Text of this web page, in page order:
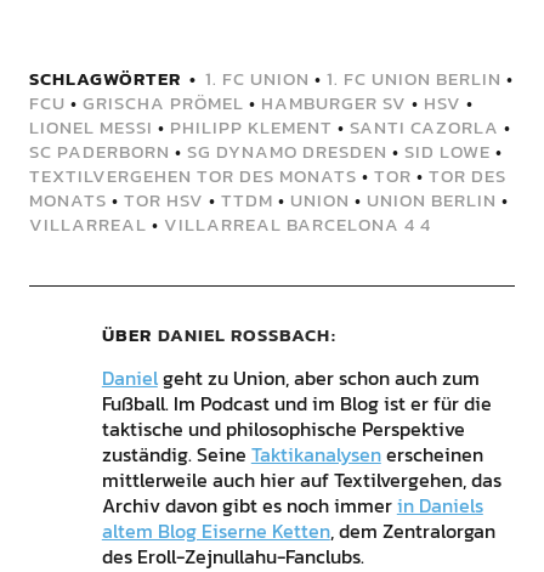
SCHLAGWÖRTER 1. FC UNION • 1. FC UNION BERLIN •
FCU • GRISCHA PRÖMEL • HAMBURGER SV • HSV •
LIONEL MESSI • PHILIPP KLEMENT • SANTI CAZORLA •
SC PADERBORN • SG DYNAMO DRESDEN • SID LOWE •
TEXTILVERGEHEN TOR DES MONATS • TOR • TOR DES
MONATS • TOR HSV • TTDM • UNION • UNION BERLIN •
VILLARREAL • VILLARREAL BARCELONA 4 4
ÜBER DANIEL ROSSBACH
Danielgeht zu Union, aber schon auch zum
Fußball. Im Podcast und im Blog ist er für die
taktische und philosophische Perspektive
zuständig. Seine Taktikanalysenerscheinen
mittlerweile auch hier auf Textilvergehen, das
Archiv davon gibt es noch immerin Daniels
altem Blog Eiserne Ketten, dem Zentralorgan
des Eroll-Zejnullahu-Fanclubs.